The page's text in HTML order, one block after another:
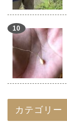
カテゴリー